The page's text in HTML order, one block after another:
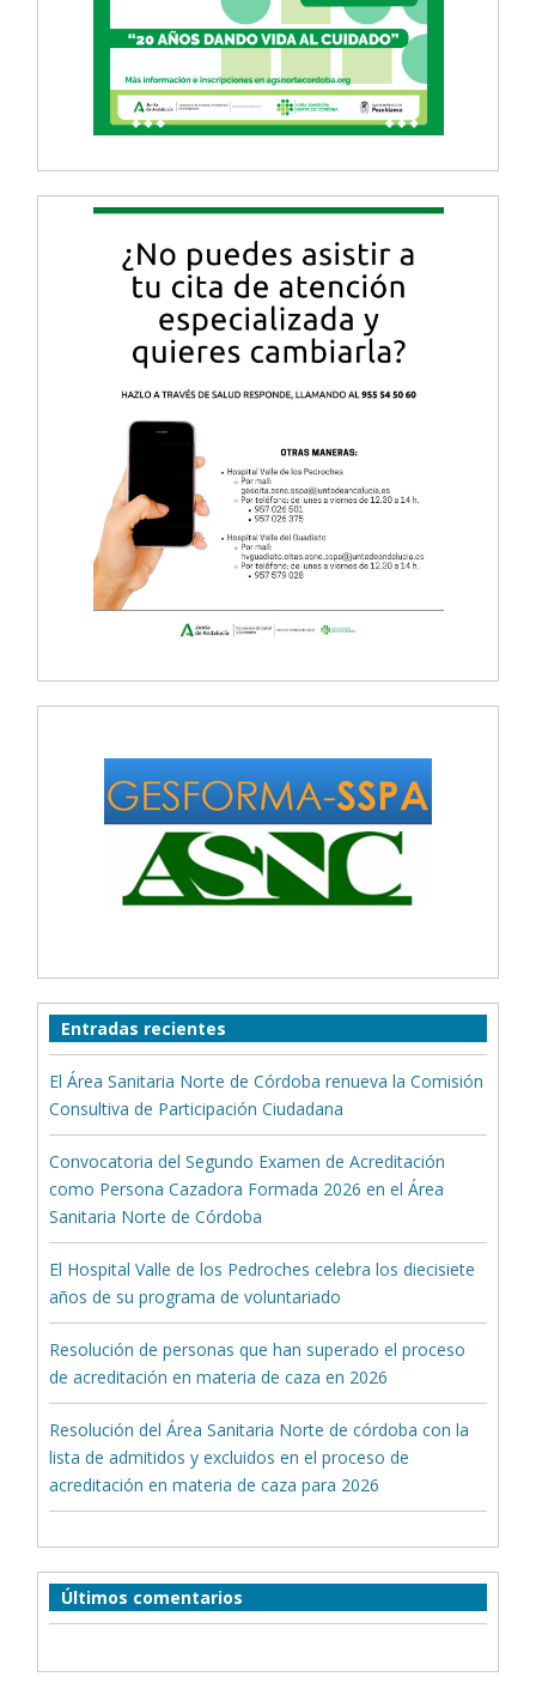
Entradas recientes
El Área Sanitaria Norte de Córdoba renueva la Comisión
Consultiva de Participación Ciudadana
Convocatoria del Segundo Examen de Acreditación
como Persona Cazadora Formada 2026 en el Área
Sanitaria Norte de Córdoba
El Hospital Valle de los Pedroches celebra los diecisiete
años de su programa de voluntariado
Resolución de personas que han superado el proceso
de acreditación en materia de caza en 2026
Resolución del Área Sanitaria Norte de córdoba con la
lista de admitidos y excluidos en el proceso de
acreditación en materia de caza para 2026
Últimos comentarios